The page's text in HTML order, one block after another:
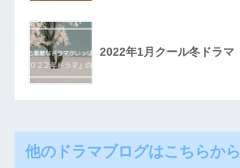
2022年1月クール冬ドラマ
他のドラマブログはこちらから